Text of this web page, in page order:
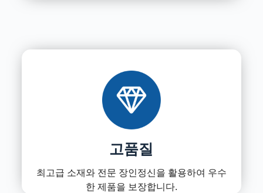
고품질
최고급 소재와 전문 장인정신을 활용하여 우수
한 제품을 보장합니다.